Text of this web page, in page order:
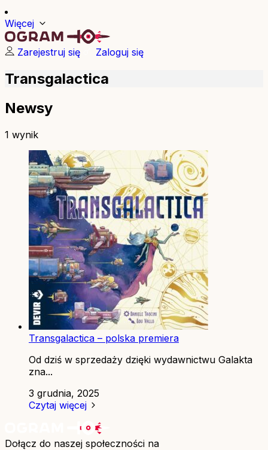
Więcej
Zarejestruj się Zaloguj się
Transgalactica
Newsy
1 wynik
Transgalactica – polska premiera
Od dziś w sprzedaży dzięki wydawnictwu Galakta
zna...
3 grudnia, 2025
Czytaj więcej
Dołącz do naszej społeczności na